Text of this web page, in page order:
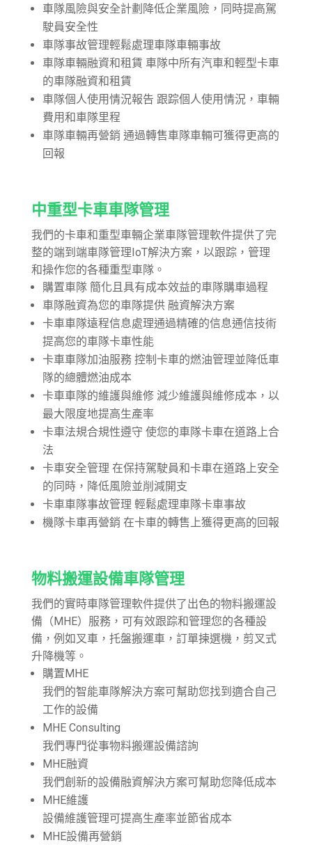
車隊風險與安全計劃降低企業風險，同時提高駕
駛員安全性
車隊事故管理輕鬆處理車隊車輛事故
車隊車輛融資和租賃 車隊中所有汽車和輕型卡車
的車隊融資和租賃
車隊個人使用情況報告 跟踪個人使用情況，車輛
費用和車隊里程
車隊車輛再營銷 通過轉售車隊車輛可獲得更高的
回報
中重型卡車車隊管理
我們的卡車和重型車輛企業車隊管理軟件提供了完
整的端到端車隊管理IoT解決方案，以跟踪，管理
和操作您的各種重型車隊。
購置車隊 簡化且具有成本效益的車隊購車過程
車隊融資為您的車隊提供 融資解決方案
卡車車隊遠程信息處理通過精確的信息通信技術
提高您的車隊卡車性能
卡車車隊加油服務 控制卡車的燃油管理並降低車
隊的總體燃油成本
卡車車隊的維護與維修 減少維護與維修成本，以
最大限度地提高生產率
卡車法規合規性遵守 使您的車隊卡車在道路上合
法
卡車安全管理 在保持駕駛員和卡車在道路上安全
的同時，降低風險並削減開支
卡車車隊事故管理 輕鬆處理車隊卡車事故
機隊卡車再營銷 在卡車的轉售上獲得更高的回報
物料搬運設備車隊管理
我們的實時車隊管理軟件提供了出色的物料搬運設
備（MHE）服務，可有效跟踪和管理您的各種設
備，例如叉車，托盤搬運車，訂單揀選機，剪叉式
升降機等。
購置MHE
我們的智能車隊解決方案可幫助您找到適合自己
工作的設備
MHE Con​​sulting
我們專門從事物料搬運設備諮詢
MHE融資
我們創新的設備融資解決方案可幫助您降低成本
MHE維護
設備維護管理可提高生產率並節省成本
MHE設備再營銷